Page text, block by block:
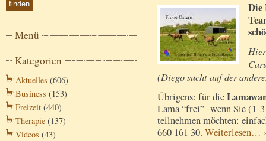
Menü
Kategorien
Aktuelles (606)
Business (153)
Freizeit (440)
Therapie (137)
Videos (43)
Die
(Diego sucht auf der
Übrigens: für die
Lama “frei” -wenn Sie (1-
teilnehmen möchten:
660 161 30. Weiterlesen…